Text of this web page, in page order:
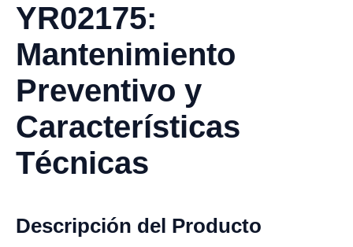
YR02175:
Mantenimiento
Preventivo y
Características
Técnicas
Descripción del Producto